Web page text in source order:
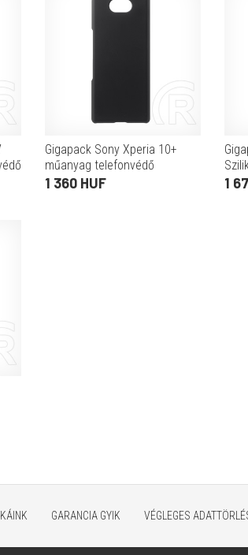
Gigapack Sony Xperia 10+
műanyag telefonvédő
(gumírozott, fekete)
1 360 HUF 1
GARANCIA GYIK VÉGLEGES